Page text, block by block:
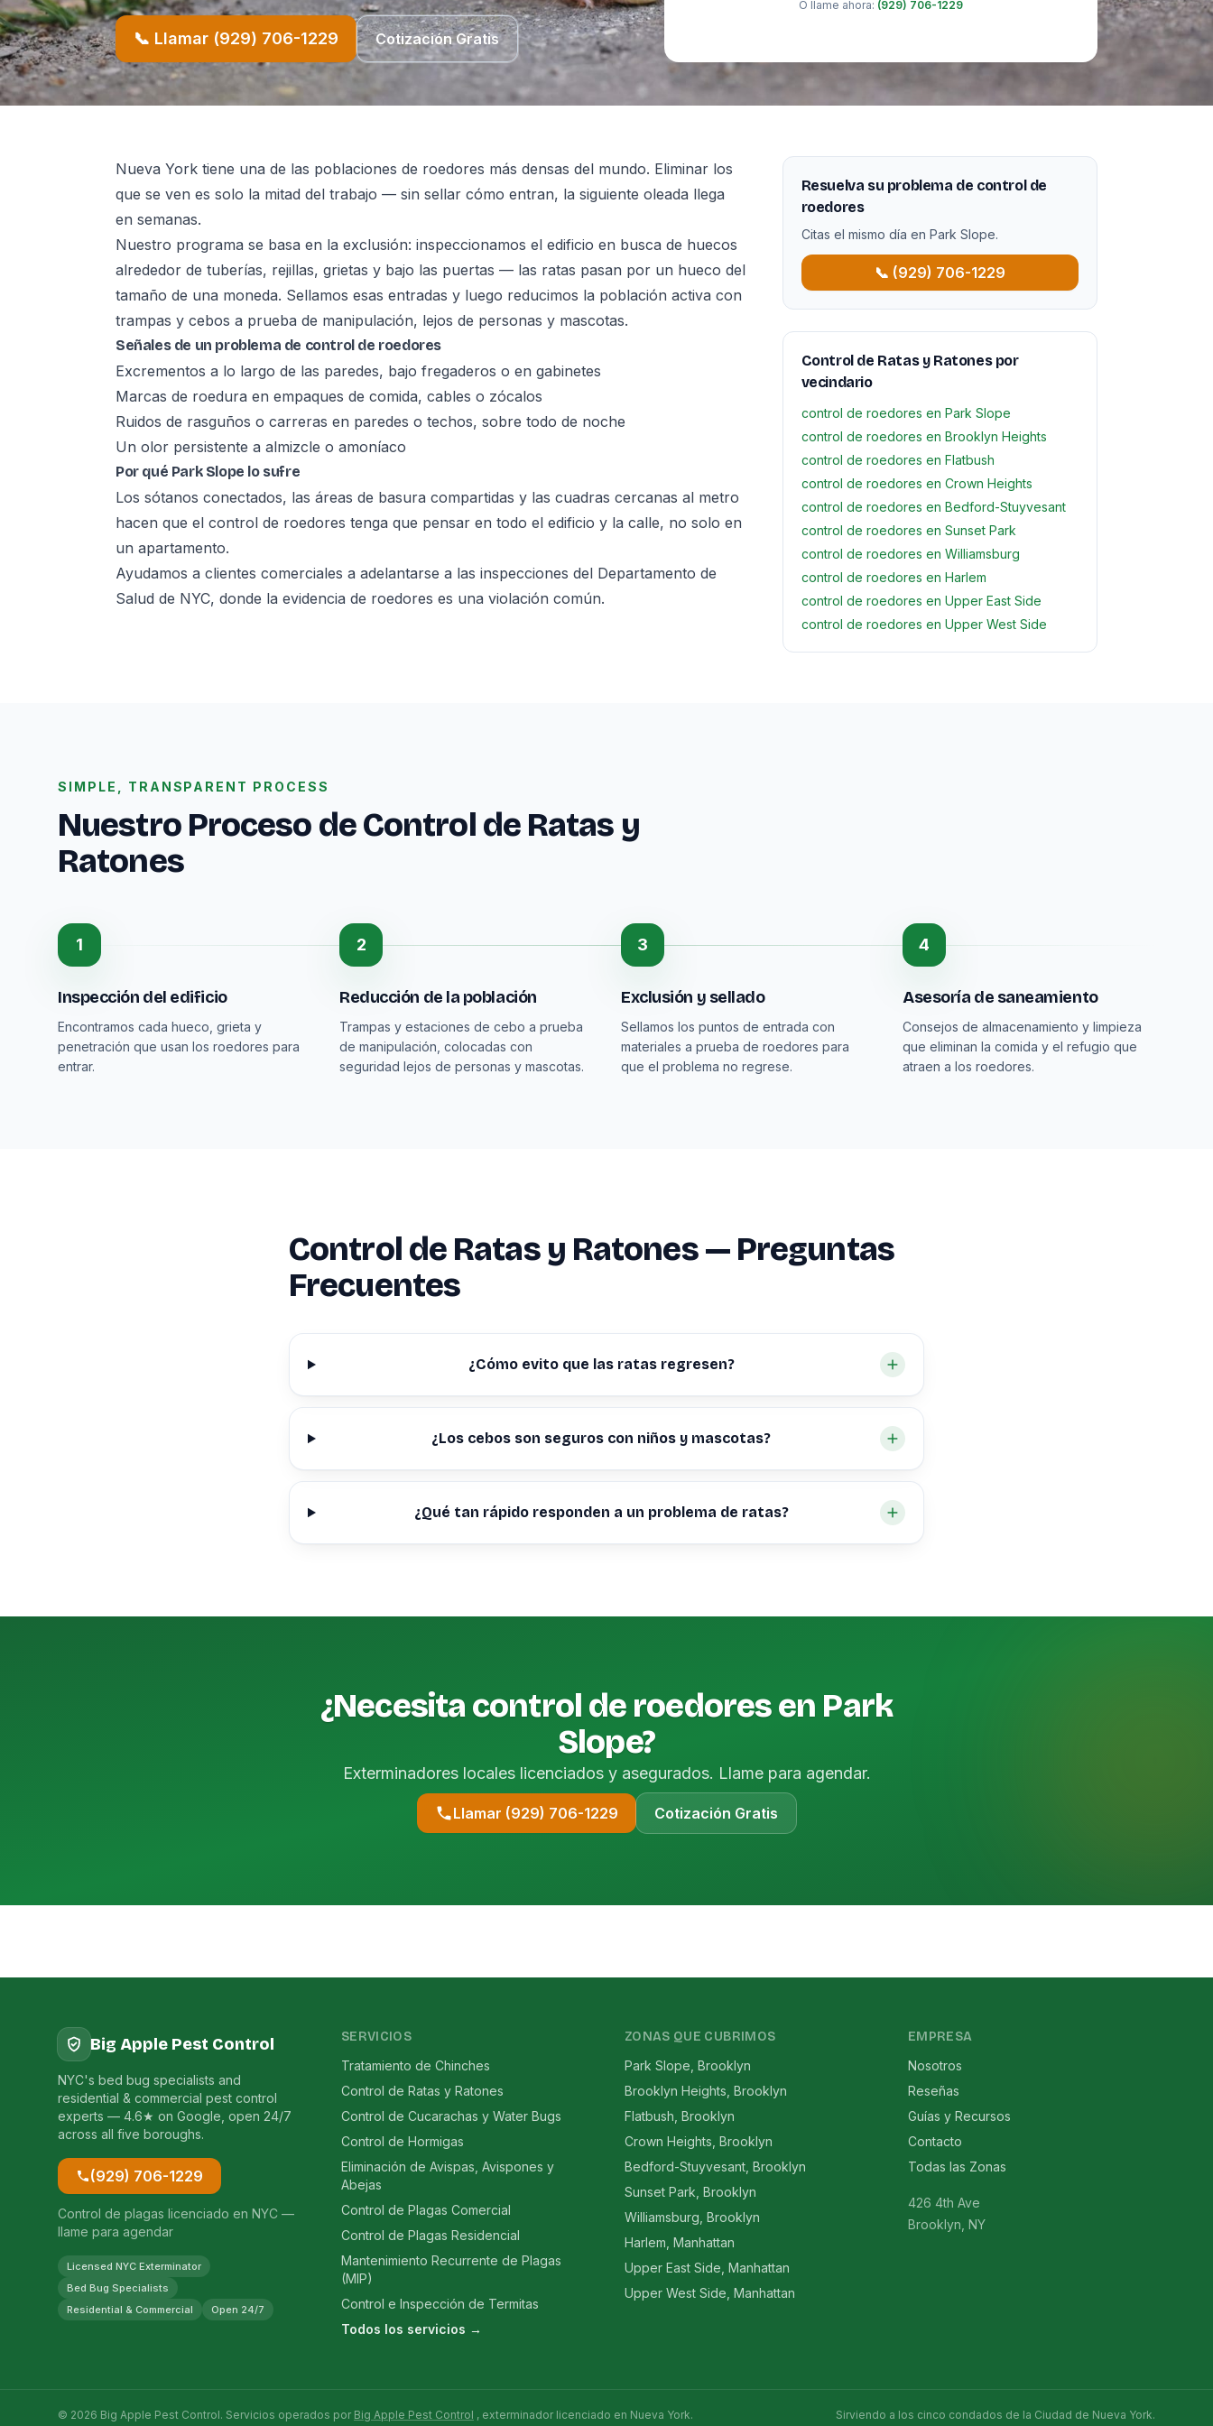
📞 Llamar (929) 706-1229 Cotización Gratis
O llame ahora: (929) 706-1229
Nueva York tiene una de las poblaciones de roedores más densas del mundo. Eliminar los
que se ven es solo la mitad del trabajo — sin sellar cómo entran, la siguiente oleada llega
en semanas.
Nuestro programa se basa en la exclusión: inspeccionamos el edificio en busca de huecos
alrededor de tuberías, rejillas, grietas y bajo las puertas — las ratas pasan por un hueco del
tamaño de una moneda. Sellamos esas entradas y luego reducimos la población activa con
trampas y cebos a prueba de manipulación, lejos de personas y mascotas.
Señales de un problema de control de roedores
Excrementos a lo largo de las paredes, bajo fregaderos o en gabinetes
Marcas de roedura en empaques de comida, cables o zócalos
Ruidos de rasguños o carreras en paredes o techos, sobre todo de noche
Un olor persistente a almizcle o amoníaco
Por qué Park Slope lo sufre
Los sótanos conectados, las áreas de basura compartidas y las cuadras cercanas al metro
hacen que el control de roedores tenga que pensar en todo el edificio y la calle, no solo en
un apartamento.
Ayudamos a clientes comerciales a adelantarse a las inspecciones del Departamento de
Salud de NYC, donde la evidencia de roedores es una violación común.
Resuelva su problema de control de
roedores
Citas el mismo día en Park Slope.
📞 (929) 706-1229
Control de Ratas y Ratones por
vecindario
control de roedores en Park Slope
control de roedores en Brooklyn Heights
control de roedores en Flatbush
control de roedores en Crown Heights
control de roedores en Bedford-Stuyvesant
control de roedores en Sunset Park
control de roedores en Williamsburg
control de roedores en Harlem
control de roedores en Upper East Side
control de roedores en Upper West Side
SIMPLE, TRANSPARENT PROCESS
Nuestro Proceso de Control de Ratas y
Ratones
1
Inspección del edificio
Encontramos cada hueco, grieta y
penetración que usan los roedores para
entrar.
2
Reducción de la población
Trampas y estaciones de cebo a prueba
de manipulación, colocadas con
seguridad lejos de personas y mascotas.
3
Exclusión y sellado
Sellamos los puntos de entrada con
materiales a prueba de roedores para
que el problema no regrese.
4
Asesoría de saneamiento
Consejos de almacenamiento y limpieza
que eliminan la comida y el refugio que
atraen a los roedores.
Control de Ratas y Ratones — Preguntas
Frecuentes
¿Cómo evito que las ratas regresen?
¿Los cebos son seguros con niños y mascotas?
¿Qué tan rápido responden a un problema de ratas?
¿Necesita control de roedores en Park
Slope?
Exterminadores locales licenciados y asegurados. Llame para agendar.
Llamar (929) 706-1229 Cotización Gratis
Big Apple Pest Control
NYC's bed bug specialists and
residential & commercial pest control
experts — 4.6★ on Google, open 24/7
across all five boroughs.
(929) 706-1229
Control de plagas licenciado en NYC —
llame para agendar
Licensed NYC Exterminator
Bed Bug Specialists
Residential & Commercial
Open 24/7
SERVICIOS
Tratamiento de Chinches
Control de Ratas y Ratones
Control de Cucarachas y Water Bugs
Control de Hormigas
Eliminación de Avispas, Avispones y
Abejas
Control de Plagas Comercial
Control de Plagas Residencial
Mantenimiento Recurrente de Plagas
(MIP)
Control e Inspección de Termitas
Todos los servicios →
ZONAS QUE CUBRIMOS
Park Slope, Brooklyn
Brooklyn Heights, Brooklyn
Flatbush, Brooklyn
Crown Heights, Brooklyn
Bedford-Stuyvesant, Brooklyn
Sunset Park, Brooklyn
Williamsburg, Brooklyn
Harlem, Manhattan
Upper East Side, Manhattan
Upper West Side, Manhattan
EMPRESA
Nosotros
Reseñas
Guías y Recursos
Contacto
Todas las Zonas
426 4th Ave
Brooklyn, NY
© 2026 Big Apple Pest Control. Servicios operados por Big Apple Pest Control , exterminador licenciado en Nueva York. Sirviendo a los cinco condados de la Ciudad de Nueva York.